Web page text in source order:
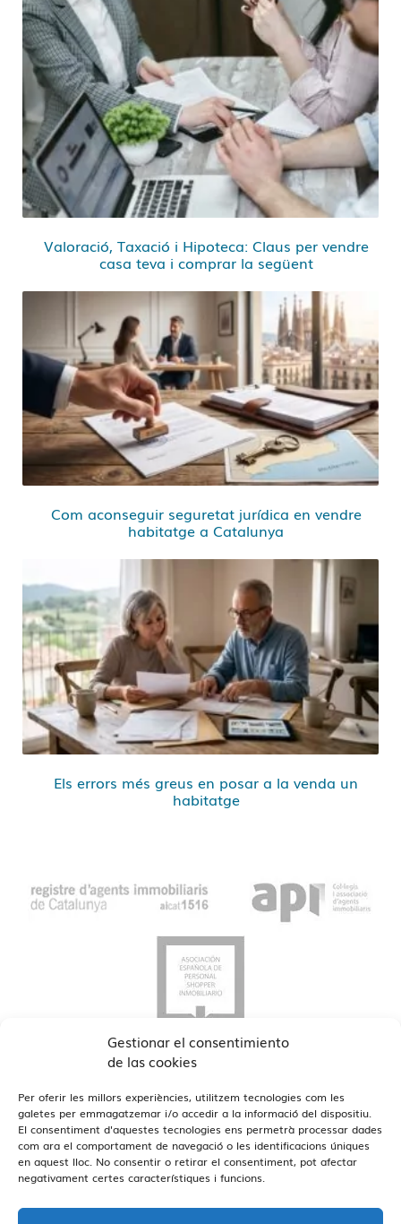
Gestionar el consentimiento
de las cookies
Per oferir les millors experiències, utilitzem tecnologies com les
galetes per emmagatzemar i/o accedir a la informació del dispositiu.
El consentiment d'aquestes tecnologies ens permetrà processar dades
com ara el comportament de navegació o les identificacions úniques
en aquest lloc. No consentir o retirar el consentiment, pot afectar
negativament certes característiques i funcions.
Valoració, Taxació i Hipoteca: Claus per vendre
casa teva i comprar la següent
Com aconseguir seguretat jurídica en vendre
habitatge a Catalunya
Els errors més greus en posar a la venda un
habitatge
Estamos en Barcelona y Reus Veure Oficines